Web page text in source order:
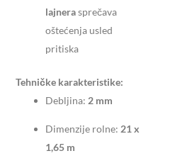
lajnerasprečava
oštećenja usled
pritiska
Tehničke karakteristike:
Debljina: 2 mm
Dimenzije rolne: 21 x
1,65 m